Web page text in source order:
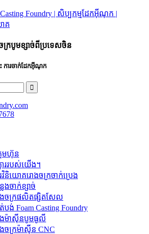
ក្របូមខ្សាច់ពីប្រទេសចិន
ការចាក់ដែកអ៊ីណុក
រុមហ៊ុន
ាររបស់យើង។
វិនិយោគ​រោង​ចក្រ​ចាក់​ប្រេង​
ែងចាក់ខ្សាច់
ងចក្រផលិតផ្សិតសែល
បង់ Foam Casting Foundry
ងម៉ាស៊ីនបូមធូលី
ចក្រម៉ាស៊ីន CNC